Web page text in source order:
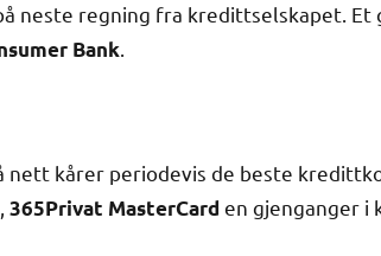
neste regning fra kredittselskapet. Et
Bank.
nett kårer periodevis de beste
365Privat MasterCard en gjenganger i